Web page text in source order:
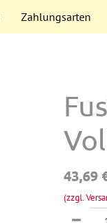
Zahlungsarten
43,69
(zzgl.